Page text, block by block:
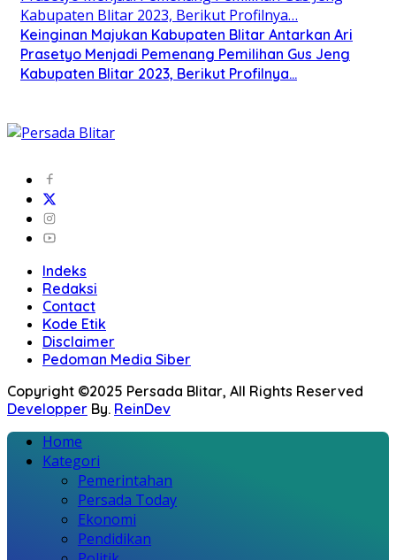
Keinginan Majukan Kabupaten Blitar Antarkan Ari
Prasetyo Menjadi Pemenang Pemilihan Gus Jeng
Kabupaten Blitar 2023, Berikut Profilnya…
Indeks
Redaksi
Contact
Kode Etik
Disclaimer
Pedoman Media Siber
Copyright ©2025 Persada Blitar, All Rights Reserved
Developper By. ReinDev
Home
Kategori
Pemerintahan
Persada Today
Ekonomi
Pendidikan